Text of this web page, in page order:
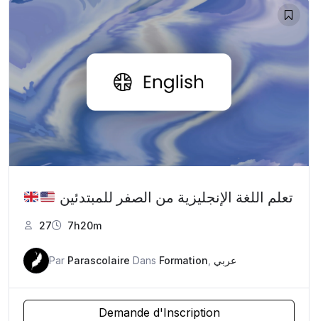
تعلم اللغة الإنجليزية من الصفر للمبتدئين
27 7h20m
Par Parascolaire Dans Formation عربي
Demande d'Inscription